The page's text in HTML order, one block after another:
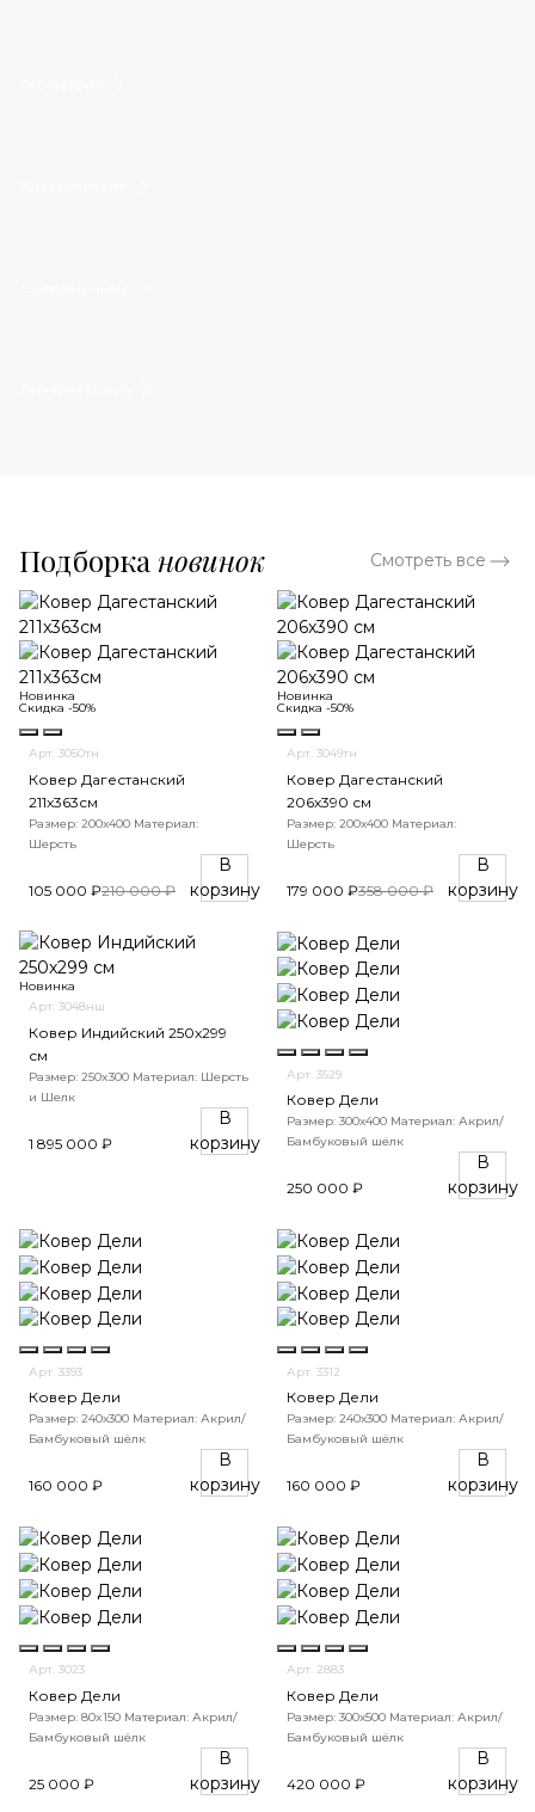
Подборка новинок Смотреть все
Новинка
Скидка -50%
Арт. 3050тн
Ковер Дагестанский
211x363см
Размер: 200х400 Материал:
Шерсть
105 000 ₽210 000 ₽
В
корзину
Новинка
Скидка -50%
Арт. 3049тн
Ковер Дагестанский
206x390 см
Размер: 200х400 Материал:
Шерсть
179 000 ₽358 000 ₽
В
корзину
Новинка
Арт. 3048нш
Ковер Индийский 250x299
см
Размер: 250x300 Материал: Шерсть
и Шелк
1 895 000 ₽
В
корзину
Арт. 3529
Ковер Дели
Размер: 300х400 Материал: Акрил/
Бамбуковый шёлк
250 000 ₽
В
корзину
Арт. 3393
Ковер Дели
Размер: 240х300 Материал: Акрил/
Бамбуковый шёлк
160 000 ₽
В
корзину
Арт. 3312
Ковер Дели
Размер: 240х300 Материал: Акрил/
Бамбуковый шёлк
160 000 ₽
В
корзину
Арт. 3023
Ковер Дели
Размер: 80x150 Материал: Акрил/
Бамбуковый шёлк
25 000 ₽
В
корзину
Арт. 2883
Ковер Дели
Размер: 300х500 Материал: Акрил/
Бамбуковый шёлк
420 000 ₽
В
корзину